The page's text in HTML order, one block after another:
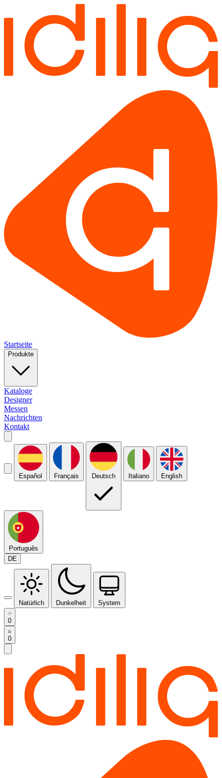
Startseite
Produkte
Kataloge
Designer
Messen
Nachrichten
Kontakt
Español Français Deutsch Italiano English
Português
DE
Natürlich Dunkelheit System
0
0